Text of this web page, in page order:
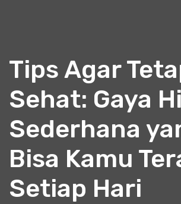
Tips Agar
Sehat: Gaya
Sederhana
Bisa Kamu
Setiap Hari